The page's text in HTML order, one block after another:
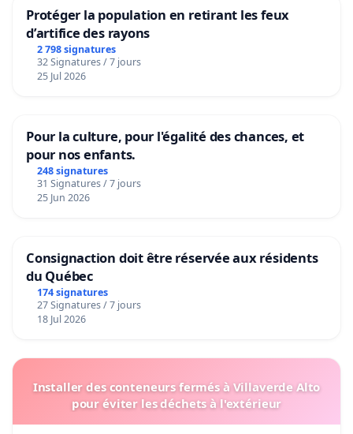
Protéger la population en retirant les feux
d’artifice des rayons
2 798 signatures
32 Signatures / 7 jours
25 Jul 2026
Pour la culture, pour l'égalité des chances, et
pour nos enfants.
248 signatures
31 Signatures / 7 jours
25 Jun 2026
Consignaction doit être réservée aux résidents
du Québec
174 signatures
27 Signatures / 7 jours
18 Jul 2026
Installer des conteneurs fermés à Villaverde Alto
pour éviter les déchets à l'extérieur